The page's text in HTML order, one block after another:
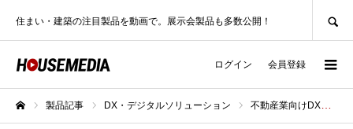
住まい・建築の注目製品を動画で。展示会製品も多数公開！
ログイン 会員登録
製品記事 DX・デジタルソリューション 不動産業向けDX（物件管理、電子契約、営業支援）